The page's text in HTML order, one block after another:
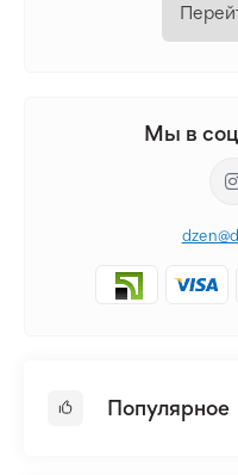
Мы в
Популярное